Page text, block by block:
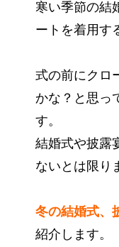
寒い季節の結
ートを着用す
式の前にクロ
かな？と思っ
す。
結婚式や披露
ないとは限り
冬の結婚式、
紹介します。